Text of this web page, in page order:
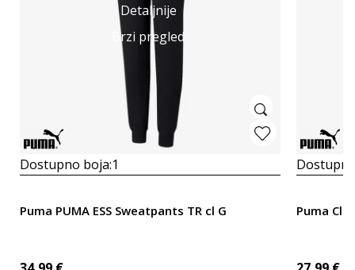
Detaljnije
Brzi pregled
Dostupno boja:1
Puma PUMA ESS Sweatpants TR cl G Puma